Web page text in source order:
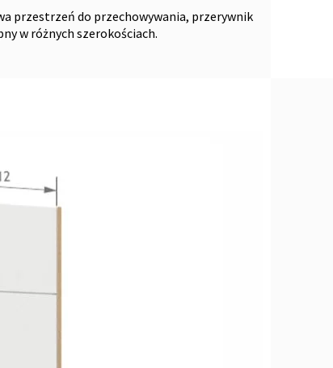
przestrzeń do przechowywania, przerywnik
w różnych szerokościach.